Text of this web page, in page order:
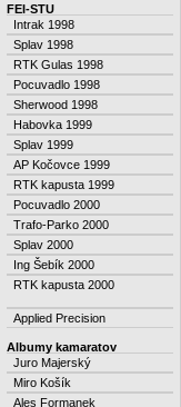
FEI-STU
Intrak 1998
Splav 1998
RTK Gulas 1998
Pocuvadlo 1998
Sherwood 1998
Habovka 1999
Splav 1999
AP Kočovce 1999
RTK kapusta 1999
Pocuvadlo 2000
Trafo-Parko 2000
Splav 2000
Ing Šebík 2000
RTK kapusta 2000
Applied Precision
Albumy kamaratov
Juro Majerský
Miro Košík
Ales Formanek